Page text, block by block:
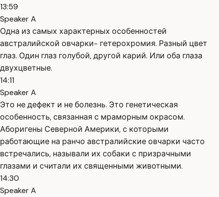
13:59
Speaker A
Одна из самых характерных особенностей
австралийской овчарки- гетерохромия. Разный цвет
глаз. Один глаз голубой, другой карий. Или оба глаза
двухцветные.
14:11
Speaker A
Это не дефект и не болезнь. Это генетическая
особенность, связанная с мраморным окрасом.
Аборигены Северной Америки, с которыми
работающие на ранчо австралийские овчарки часто
встречались, называли их собаки с призрачными
глазами и считали их священными животными.
14:30
Speaker A